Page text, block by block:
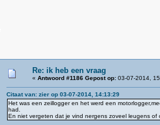
Re: ik heb een vraag
« Antwoord #1186 Gepost op:03-07-2014,
Citaat van: zier op 03-07-2014, 14:13:29
Het was een zeillogger en het werd een
had.
En niet vergeten dat je vind nergens zoveel leugens